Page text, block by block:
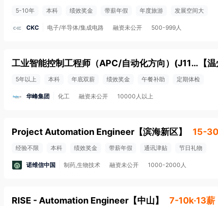
5-10年 本科 绩效奖金 带薪年假 年度旅游 发展空间大
CKC 电子/半导体/集成电路 融资未公开 500-999人
工业智能控制工程师（APC/自动化方向）(J11386) 【
5年以上 本科 年底双薪 绩效奖金 午餐补助 定期体检
华峰集团 化工 融资未公开 10000人以上
Project Automation Engineer 【滨海新区】 15-
经验不限 本科 绩效奖金 带薪年假 通讯津贴 节日礼物
诺维信中国 制药,生物技术 融资未公开 1000-2000人
RISE - Automation Engineer 【中山】 7-10k·13薪